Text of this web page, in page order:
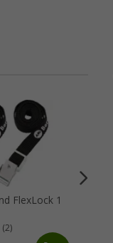
FlexLock 1
(2)